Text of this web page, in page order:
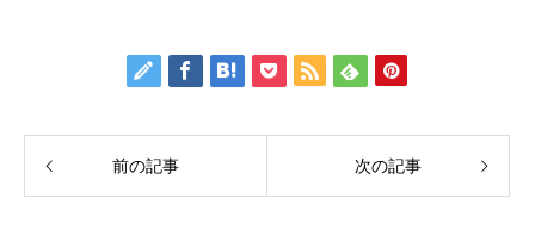
前の記事 次の記事